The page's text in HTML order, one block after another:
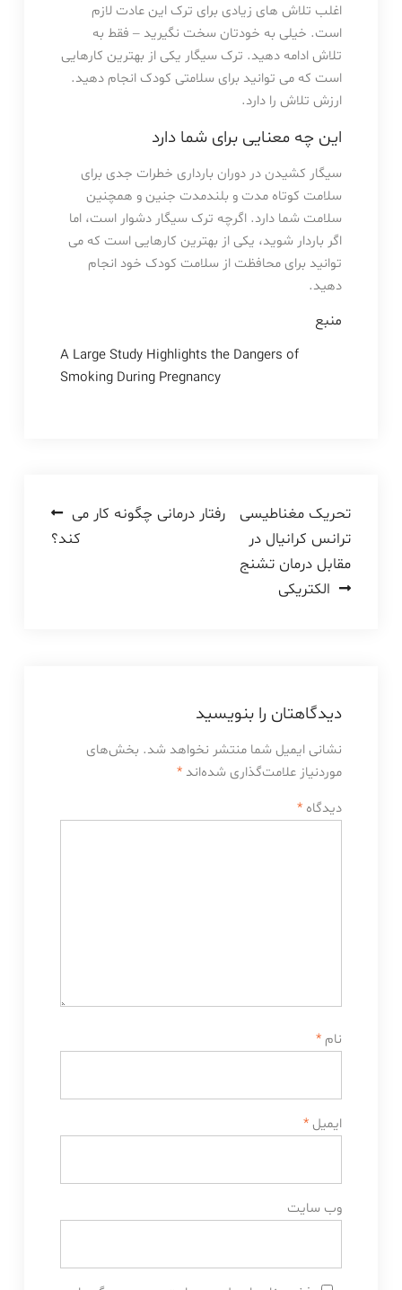
اغلب تلاش های زیادی برای ترک این عادت لازم
است. خیلی به خودتان سخت نگیرید – فقط به
تلاش ادامه دهید. ترک سیگار یکی از بهترین کارهایی
است که می توانید برای سلامتی کودک انجام دهید.
ارزش تلاش را دارد.
این چه معنایی برای شما دارد
سیگار کشیدن در دوران بارداری خطرات جدی برای
سلامت کوتاه مدت و بلندمدت جنین و همچنین
سلامت شما دارد. اگرچه ترک سیگار دشوار است، اما
اگر باردار شوید، یکی از بهترین کارهایی است که می
توانید برای محافظت از سلامت کودک خود انجام
دهید.
منبع
A Large Study Highlights the Dangers of
Smoking During Pregnancy
راهبری
نوشته
رفتار درمانی چگونه کار می
کند؟
تحریک مغناطیسی
ترانس کرانیال در
مقابل درمان تشنج
الکتریکی
دیدگاهتان را بنویسید
نشانی ایمیل شما منتشر نخواهد شد. بخش‌های
موردنیاز علامت‌گذاری شده‌اند *
دیدگاه *
نام *
ایمیل *
وب‌ سایت